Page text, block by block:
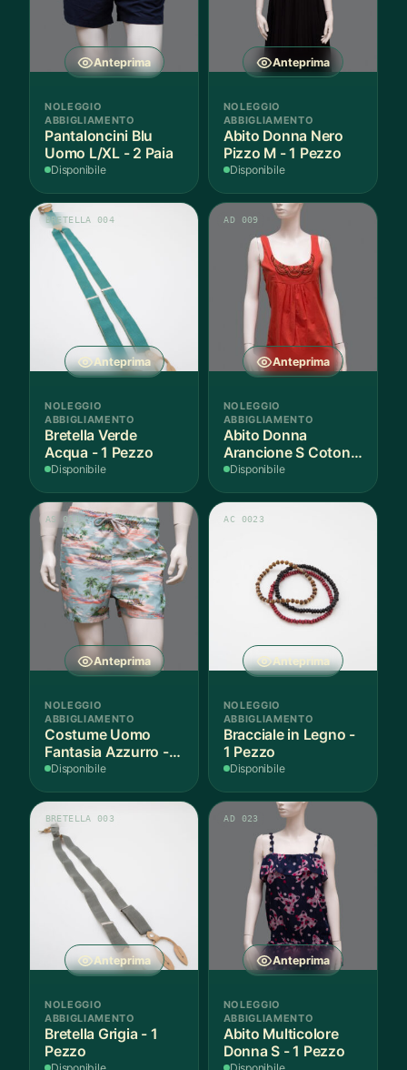
Anteprima
NOLEGGIO
ABBIGLIAMENTO
Pantaloncini Blu
Uomo L/XL - 2 Paia
Disponibile
Anteprima
NOLEGGIO
ABBIGLIAMENTO
Abito Donna Nero
Pizzo M - 1 Pezzo
Disponibile
Anteprima
BRETELLA 004
NOLEGGIO
ABBIGLIAMENTO
Bretella Verde
Acqua - 1 Pezzo
Disponibile
Anteprima
AD 009
NOLEGGIO
ABBIGLIAMENTO
Abito Donna
Arancione S Cotone
- 1 Pezzo
Disponibile
Anteprima
AS 011
NOLEGGIO
ABBIGLIAMENTO
Costume Uomo
Fantasia Azzurro - 1
Pezzo
Disponibile
Anteprima
AC 0023
NOLEGGIO
ABBIGLIAMENTO
Bracciale in Legno -
1 Pezzo
Disponibile
Anteprima
BRETELLA 003
NOLEGGIO
ABBIGLIAMENTO
Bretella Grigia - 1
Pezzo
Anteprima
AD 023
NOLEGGIO
ABBIGLIAMENTO
Abito Multicolore
Donna S - 1 Pezzo